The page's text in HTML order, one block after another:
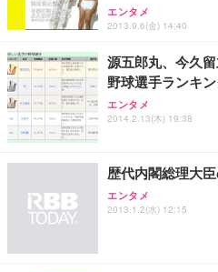
エンタメ
2013.9.6(金) 14:40
源五郎丸、今久
野球選手ランキ
エンタメ
2014.2.13(木) 19:38
歴代内閣総理大
エンタメ
2013.1.2(水) 12:15